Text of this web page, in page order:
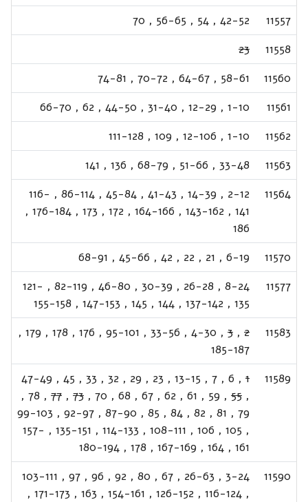
11557
42-52
,
54
,
56-65
,
70
11558
23
11560
58-61
,
64-67
,
70-72
,
74-81
11561
1-10
,
12-29
,
31-40
,
44-50
,
62
,
66-70
11562
1-10
,
12-106
,
109
,
111-128
11563
33-48
,
51-66
,
68-79
,
136
,
141
11564
2-12
,
14-39
,
41-43
,
45-84
,
86-114
,
116-
141
,
143-162
,
164-166
,
172
,
173
,
176-184
,
186
11570
6-19
,
21
,
22
,
42
,
45-66
,
68-91
11577
8-24
,
26-28
,
30-39
,
46-80
,
82-119
,
121-
135
,
137-142
,
144
,
145
,
147-153
,
155-158
11583
2
,
3
,
4-30
,
33-56
,
95-101
,
176
,
178
,
179
,
185-187
11589
1
,
6
,
7
,
13-15
,
23
,
29
,
32
,
33
,
45
,
47-49
,
55
,
59
,
61
,
62
,
67
,
68
,
70
,
73
,
77
,
78
,
79
,
81
,
82
,
84
,
85
,
87-90
,
92-97
,
99-103
,
105
,
106
,
108-111
,
114-133
,
135-151
,
157-
161
,
164
,
167-169
,
178
,
180-194
11590
3-24
,
26-63
,
67
,
80
,
92
,
96
,
97
,
103-111
,
116-124
,
126-152
,
154-161
,
163
,
171-173
,